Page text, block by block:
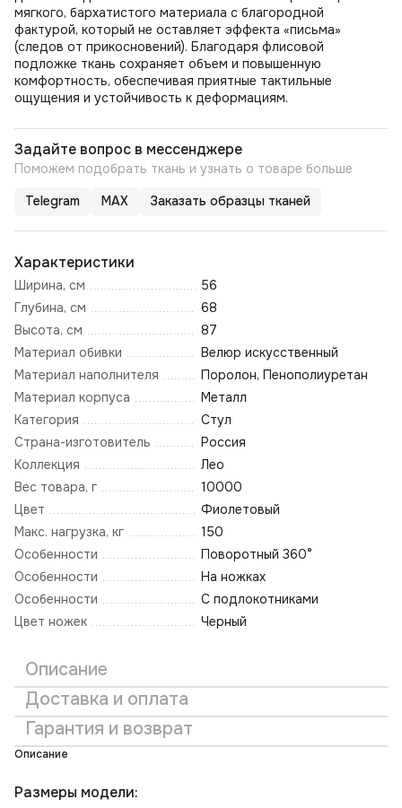
мягкого, бархатистого материала с благородной
фактурой, который не оставляет эффекта «письма»
(следов от прикосновений). Благодаря флисовой
подложке ткань сохраняет объем и повышенную
комфортность, обеспечивая приятные тактильные
ощущения и устойчивость к деформациям.
Задайте вопрос в мессенджере
Поможем подобрать ткань и узнать о товаре больше
Telegram MAX Заказать образцы тканей
Характеристики
Ширина, см
56
Глубина, см
68
Высота, см
87
Материал обивки
Велюр искусственный
Материал наполнителя
Поролон, Пенополиуретан
Материал корпуса
Металл
Категория
Стул
Страна-изготовитель
Россия
Коллекция
Лео
Вес товара, г
10000
Цвет
Фиолетовый
Макс. нагрузка, кг
150
Особенности
Поворотный 360°
Особенности
На ножках
Особенности
С подлокотниками
Цвет ножек
Черный
Описание
Доставка и оплата
Гарантия и возврат
Описание
Размеры модели: